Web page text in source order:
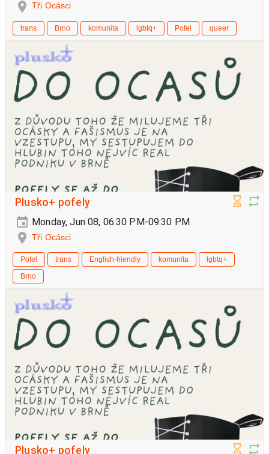
Tři Ocásci
trans Brno komunita lgbtq+ Pofel queer
Plusko+ pofely
Monday, Jun 08, 06:30 PM-09:30 PM
Tři Ocásci
Pofel trans English-friendly komunita
lgbtq+
Brno
Plusko+ pofely